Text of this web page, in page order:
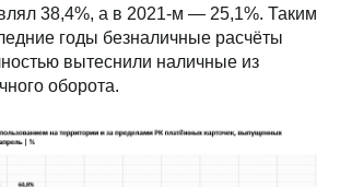
38,4%, а в 2021-м — 25,1%. Таким
годы безналичные расчёты
вытеснили наличные из
оборота.